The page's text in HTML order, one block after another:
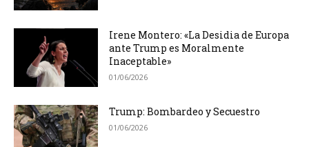
Irene Montero: «La Desidia de Europa
ante Trump es Moralmente
Inaceptable»
01/06/2026
Trump: Bombardeo y Secuestro
01/06/2026